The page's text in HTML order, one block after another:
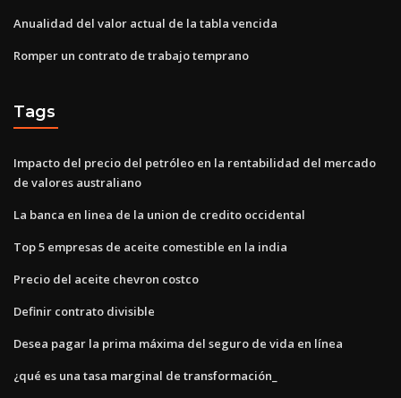
Anualidad del valor actual de la tabla vencida
Romper un contrato de trabajo temprano
Tags
Impacto del precio del petróleo en la rentabilidad del mercado
de valores australiano
La banca en linea de la union de credito occidental
Top 5 empresas de aceite comestible en la india
Precio del aceite chevron costco
Definir contrato divisible
Desea pagar la prima máxima del seguro de vida en línea
¿qué es una tasa marginal de transformación_